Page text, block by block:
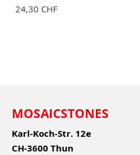
24,30 CHF
MOSAICSTONES
Karl-Koch-Str. 12e
CH-3600 Thun